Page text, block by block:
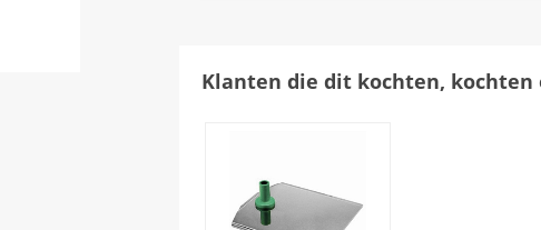
Klanten die dit kochten, kochten